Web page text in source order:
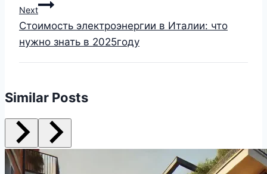
Next
Стоимость электроэнергии в Италии: что
нужно знать в 2025году
Similar Posts